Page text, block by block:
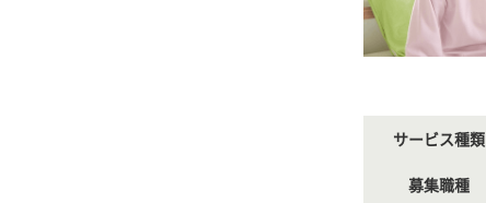
サービス種類
募集職種